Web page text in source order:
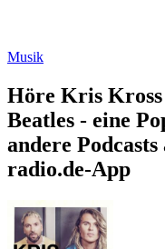
Musik
Höre Kris
Beatles - eine
andere
radio.de-App